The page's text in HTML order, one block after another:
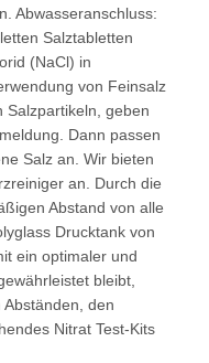
Abwasseranschluss:
Salztabletten
(NaCl) in
von Feinsalz
Salzpartikeln, geben
Dann passen
Salz an.Wir bieten
an. Durch die
Abstand von alle
Drucktank von
ein optimaler und
bleibt,
den
Nitrat Test-Kits